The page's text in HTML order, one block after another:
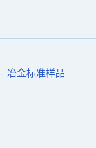
冶金标准样品